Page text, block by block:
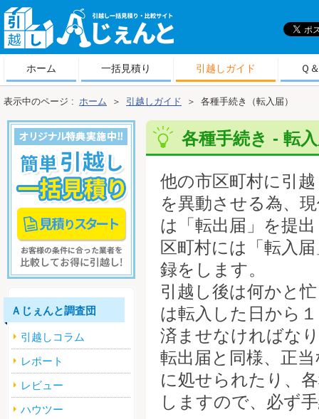
越しＡじぇんと
ホーム 一括見積り 引越しガイド Ｑ
表示中のページ : ホーム ＞ 引越しガイド ＞ 各種手続き（転入届）
各種手続き - 転
他の市区町村に引
を異動させる為、
は「転出届」を提
区町村には「転入
録をします。
引越し後は何かと
は転入した日から
済ませなければな
転出届と同様、正
に処せられたり、
しますので、必ず
Ａじぇんと調査団
引越しコラム
レポート
レビュー
ハウツー